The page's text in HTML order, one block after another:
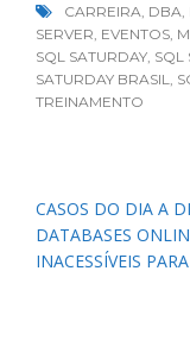
CARREIRA, DBA,
SERVER, EVENTOS,
SQL SATURDAY, SQL
SATURDAY BRASIL,
TREINAMENTO
Navegação
de
Post
CASOS DO DIA A
DATABASES
INACESSÍVEIS